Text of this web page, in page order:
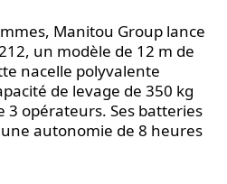
Manitou Group lance
un modèle de 12 m de
nacelle polyvalente
de levage de 350 kg
3 opérateurs. Ses batteries
autonomie de 8 heures